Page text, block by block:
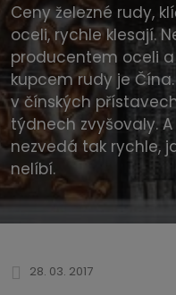
Ceny železné rudy,
oceli, rychle klesají.
producentem oceli
kupcem rudy je
v čínských
týdnech zvyšovaly.
nezvedá tak rychle,
nelíbí.
28. 03. 2017